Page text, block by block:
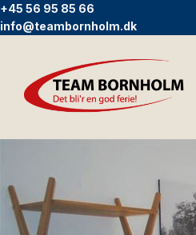
+45 56 95 85 66
info@teambornholm.dk